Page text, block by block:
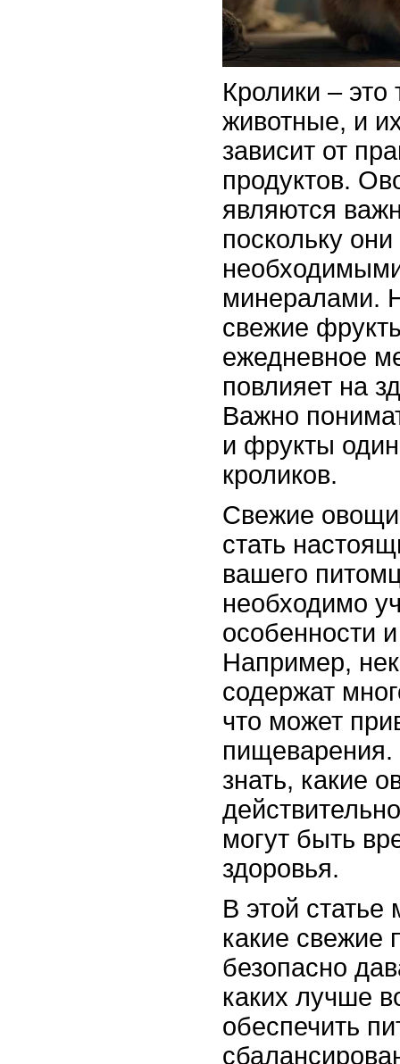
Кролики –
животные, и
зависит от
продуктов.
являются
поскольку
минералами.
свежие
ежедневное
повлияет на
Важно
и фрукты
кроликов.
Свежие
стать
вашего
необходимо
особенности
Например,
содержат
что может
знать, какие
могут быть
здоровья.
В этой
какие свежие
безопасно
каких лучше
обеспечить